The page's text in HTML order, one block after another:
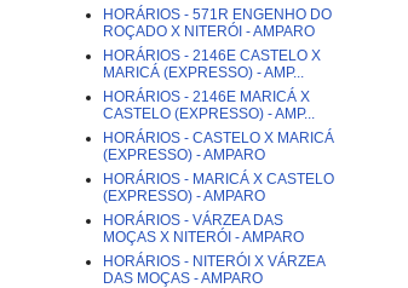
HORÁRIOS - 571R ENGENHO DO
ROÇADO X NITERÓI - AMPARO
HORÁRIOS - 2146E CASTELO X
MARICÁ (EXPRESSO) - AMP...
HORÁRIOS - 2146E MARICÁ X
CASTELO (EXPRESSO) - AMP...
HORÁRIOS - CASTELO X MARICÁ
(EXPRESSO) - AMPARO
HORÁRIOS - MARICÁ X CASTELO
(EXPRESSO) - AMPARO
HORÁRIOS - VÁRZEA DAS
MOÇAS X NITERÓI - AMPARO
HORÁRIOS - NITERÓI X VÁRZEA
DAS MOÇAS - AMPARO